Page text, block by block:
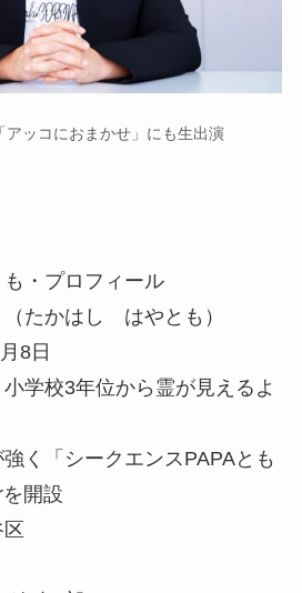
アッコにおまかせ」にも生出演
・プロフィール
たかはし はやとも）
8日
学校3年位から霊が見えるよ
く「シークエンスPAPAとも
開設